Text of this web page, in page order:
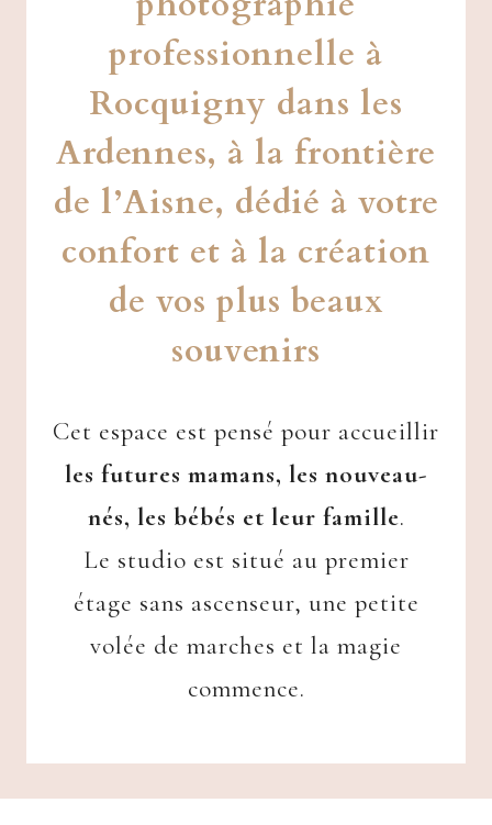
professionnelle à
Rocquigny dans les
Ardennes, à la frontière
de l’Aisne, dédié à votre
confort et à la création
de vos plus beaux
souvenirs
Cet espace est pensé pour accueillir
les futures mamans, les nouveau-
nés, les bébés et leur famille.
Le studio est situé au premier
étage sans ascenseur, une petite
volée de marches et la magie
commence.